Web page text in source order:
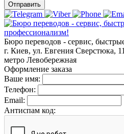
Отправить
Бюро переводов - сервис,
г. Киев, ул. Евгения Сверстюка,
метро Левобережная
Оформление заказа
Ваше имя:
Телефон:
Email:
Антиспам код: